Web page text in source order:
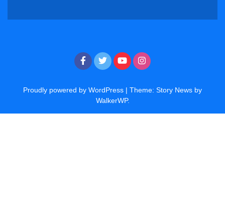
Proudly powered by WordPress | Theme: Story News by
WalkerWP.